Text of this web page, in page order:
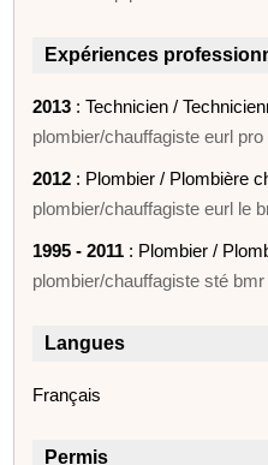
Expériences
2013 : Technicien /
plombier/chauffagiste eurl
2012 : Plombier / Plombière
plombier/chauffagiste eurl le
1995 - 2011 : Plombier /
plombier/chauffagiste sté
Langues
Français
Permis